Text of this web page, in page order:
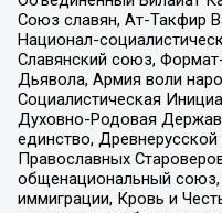
Союз славян, Ат-Такфир
Национал-
Славянский союз,
Дьявола, Армия воли
Социалистическая
Духовно-Родовая
единство,
Православных
общенациональный союз,
иммиграции, Кровь и